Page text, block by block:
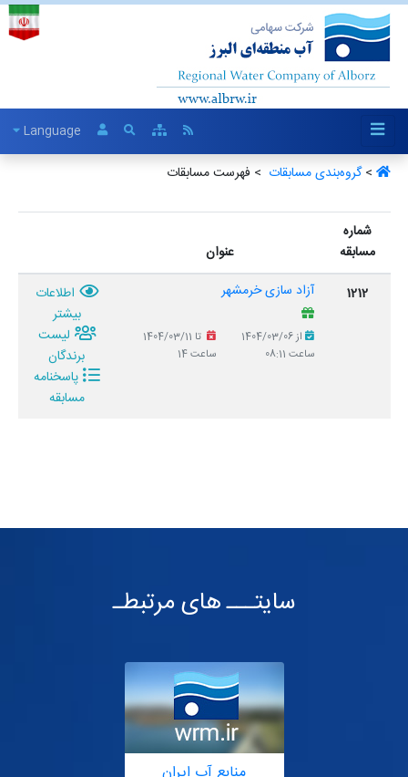
Language
>گروه‌بندی مسابقات ‏ > فهرست مسابقات
شماره
مسابقه
عنوان
1212
آزاد سازی خرمشهر
از 1404/03/06
ساعت 08:11
تا 1404/03/11
ساعت 14
اطلاعات
بیشتر
لیست
برندگان
پاسخنامه
مسابقه
سایتـــ های مرتبطـ